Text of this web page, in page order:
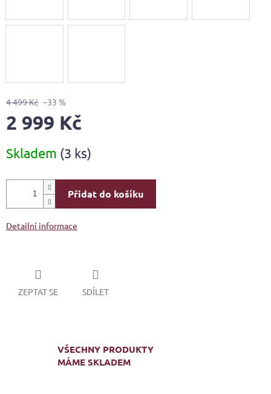
4 499 Kč –33 %
2 999 Kč
cena:
Skladem (3 ks)
Přidat do košíku
Detailní informace
ZEPTAT SE SDÍLET
VŠECHNY PRODUKTY
MÁME SKLADEM